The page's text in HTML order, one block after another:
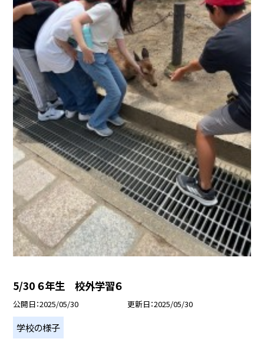
5/30 ６年生 校外学習６
公開日 2025/05/30 更新日 2025/05/30
学校の様子